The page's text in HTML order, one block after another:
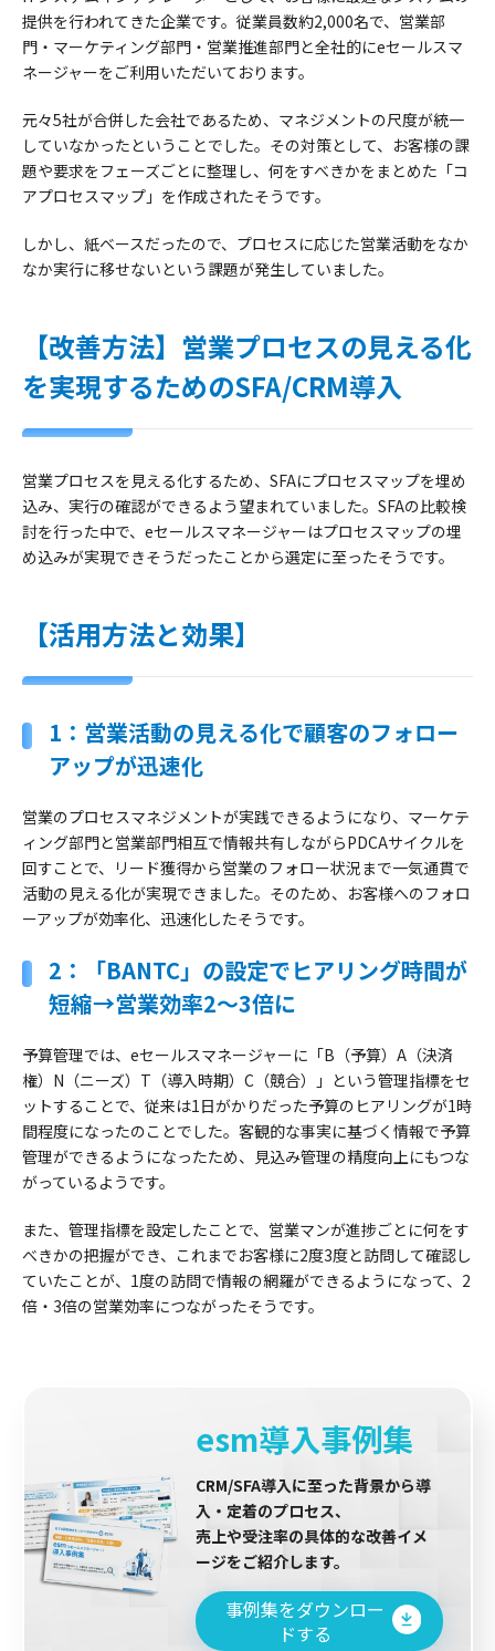
提供を行われてきた企業です。従業員数約2,000名で、営業部
門・マーケティング部門・営業推進部門と全社的にeセールスマ
ネージャーをご利用いただいております。
元々5社が合併した会社であるため、マネジメントの尺度が統一
していなかったということでした。その対策として、お客様の課
題や要求をフェーズごとに整理し、何をすべきかをまとめた「コ
アプロセスマップ」を作成されたそうです。
しかし、紙ベースだったので、プロセスに応じた営業活動をなか
なか実行に移せないという課題が発生していました。
【改善方法】営業プロセスの見える化
を実現するためのSFA/CRM導入
営業プロセスを見える化するため、SFAにプロセスマップを埋め
込み、実行の確認ができるよう望まれていました。SFAの比較検
討を行った中で、eセールスマネージャーはプロセスマップの埋
め込みが実現できそうだったことから選定に至ったそうです。
【活用方法と効果】
1：営業活動の見える化で顧客のフォロー
アップが迅速化
営業のプロセスマネジメントが実践できるようになり、マーケテ
ィング部門と営業部門相互で情報共有しながらPDCAサイクルを
回すことで、リード獲得から営業のフォロー状況まで一気通貫で
活動の見える化が実現できました。そのため、お客様へのフォロ
ーアップが効率化、迅速化したそうです。
2：「BANTC」の設定でヒアリング時間が
短縮→営業効率2～3倍に
予算管理では、eセールスマネージャーに「B（予算）A（決済
権）N（ニーズ）T（導入時期）C（競合）」という管理指標をセ
ットすることで、従来は1日がかりだった予算のヒアリングが1時
間程度になったのことでした。客観的な事実に基づく情報で予算
管理ができるようになったため、見込み管理の精度向上にもつな
がっているようです。
また、管理指標を設定したことで、営業マンが進捗ごとに何をす
べきかの把握ができ、これまでお客様に2度3度と訪問して確認し
ていたことが、1度の訪問で情報の網羅ができるようになって、2
倍・3倍の営業効率につながったそうです。
esm導入事例集
CRM/SFA導入に至った背景から導
入・定着のプロセス、
売上や受注率の具体的な改善イメ
ージをご紹介します。
事例集をダウンロー
ドする